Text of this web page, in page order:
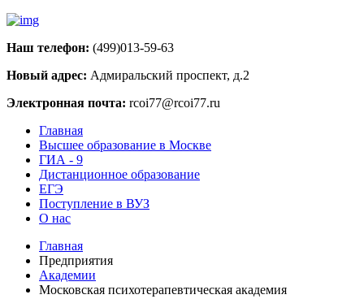
Наш телефон: (499)013-59-63
Новый адрес: Адмиральский проспект, д.2
Электронная почта: rcoi77@rcoi77.ru
Главная
Высшее образование в Москве
ГИА - 9
Дистанционное образование
ЕГЭ
Поступление в ВУЗ
О нас
Главная
Предприятия
Академии
Московская психотерапевтическая академия